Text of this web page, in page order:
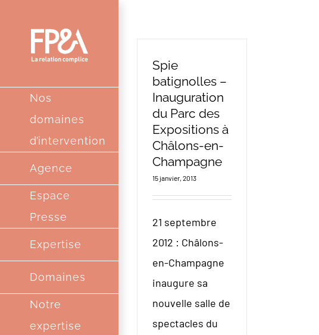
contenu
Nos
domaines
d’intervention
Agence
Espace
Presse
Expertise
Domaines
Notre
expertise
Spie
batignolles –
Inauguration
du Parc des
Expositions à
Châlons-en-
Champagne
15 janvier, 2013
21 septembre
2012 : Châlons-
en-Champagne
inaugure sa
nouvelle salle de
spectacles du